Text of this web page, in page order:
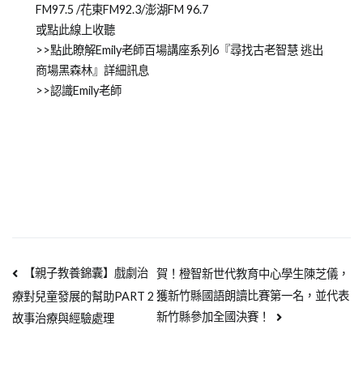
FM97.5 /花東FM92.3/澎湖FM 96.7
或點此線上收聽
>>點此瞭解Emily老師百場講座系列6『尋找古老智慧 逃出
商場黑森林』詳細訊息
>>認識Emily老師
【親子教養錦囊】戲劇治
療對兒童發展的幫助PART 2
故事治療與經驗處理
賀！橙智新世代教育中心學生陳芝儀，
獲新竹縣國語朗讀比賽第一名，並代表
新竹縣參加全國決賽！